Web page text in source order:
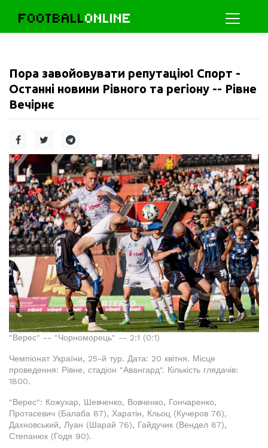
FOOTBALLONLINE
Пора завойовувати репутацію! Спорт -
Останні новини Рівного та регіону -- Рівне
Вечірнє
"Верес" -- "Чорноморець" -- 2:1 (0:1)
Чемпіонат України, 25-й тур. Дата: 20 квітня. Місце
проведення: Рівне, стадіон "Авангард". Кількість глядачів:
1800.
"Верес": Кожухар, Шевченко, Вовченко, Гончаренко,
Протасевич (Балаба 87), Харатін, Кльоц (Кучеров 76),
Дахновський, Луан (Шарай 76), Гайдучик (Вендел 87),
Степанюк (Годя 90).